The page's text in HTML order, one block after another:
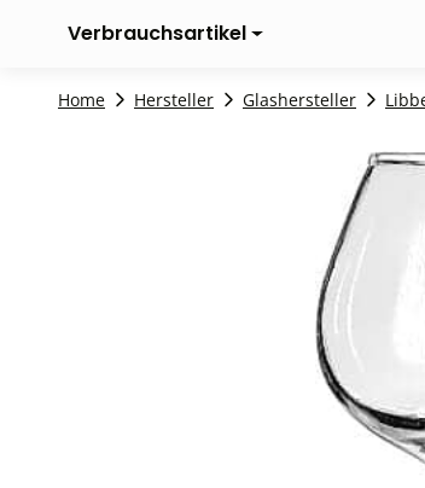
Verbrauchsartikel
Home Hersteller Glashersteller